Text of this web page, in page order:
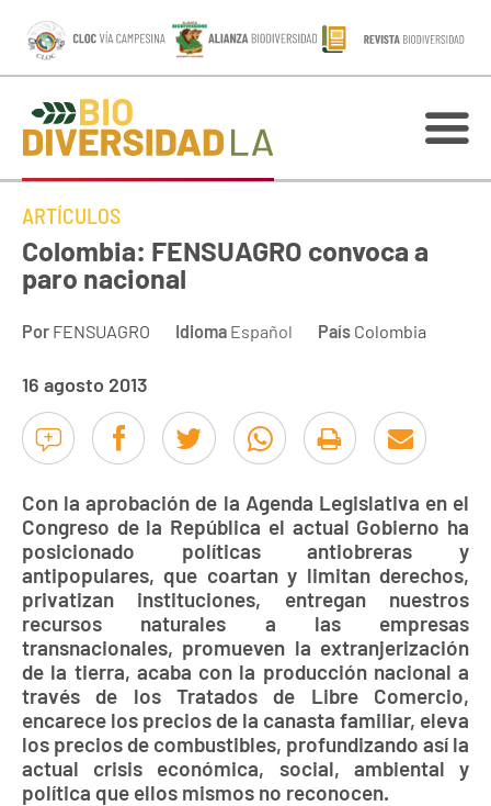
ARTÍCULOS
Colombia: FENSUAGRO convoca a
paro nacional
Por FENSUAGRO Idioma Español País Colombia
16 agosto 2013
Con la aprobación de la Agenda Legislativa en el
Congreso de la República el actual Gobierno ha
posicionado políticas antiobreras y
antipopulares, que coartan y limitan derechos,
privatizan instituciones, entregan nuestros
recursos naturales a las empresas
transnacionales, promueven la extranjerización
de la tierra, acaba con la producción nacional a
través de los Tratados de Libre Comercio,
encarece los precios de la canasta familiar, eleva
los precios de combustibles, profundizando así la
actual crisis económica, social, ambiental y
política que ellos mismos no reconocen.